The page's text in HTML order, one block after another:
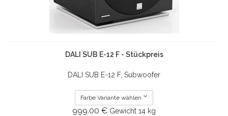
DALI SUB E-12 F - Stückpreis
DALI SUB E-12 F, Subwoofer
Farbe Variante wählen
999.00 € Gewicht 14 kg